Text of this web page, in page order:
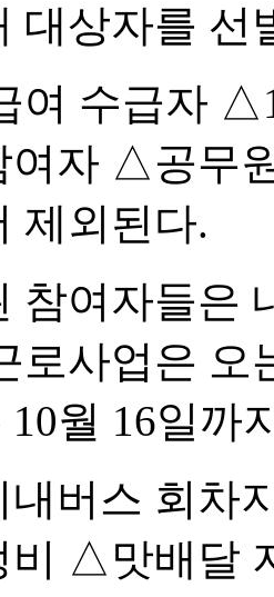
대상자를 선
여 수급자
여자 △공무
제외된다.
참여자들은
로사업은 오
월 16일까
버스 회차
비 △맛배달